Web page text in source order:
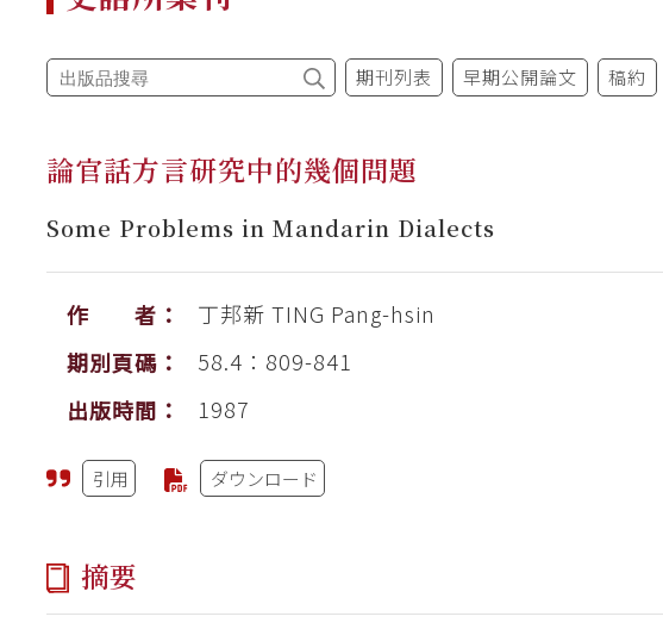
期刊列表 早期公開論文 稿約
論官話方言研究中的幾個問題
Some Problems in Mandarin Dialects
作 者： 丁邦新TING Pang-hsin
期別頁碼：
58.4：809-841
出版時間：
1987
引用 ダウンロード
摘要